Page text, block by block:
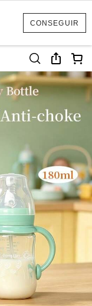
CONSEGUIR